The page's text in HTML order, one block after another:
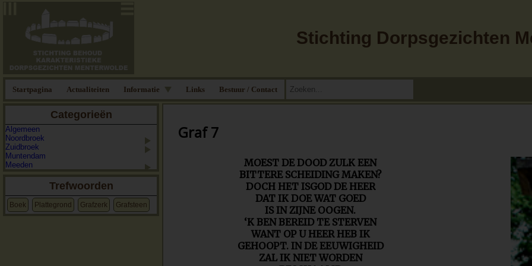
Stichting Dorpsgezichten
Startpagina Actualiteiten Informatie Links Bestuur / Contact
Categorieën
Algemeen
Noordbroek
Zuidbroek
Muntendam
Meeden
Trefwoorden
Boek Plattegrond Grafzerk Grafsteen
Graf 7
MOEST DE DOOD ZULK EEN
BITTERE SCHEIDING MAKEN?
DOCH HET ISGOD DE HEER
DAT IK DOE WAT GOED
IS IN ZIJNE OOGEN.
‘K BEN BEREID TE STERVEN
WANT OP U HEER HEB IK
GEHOOPT. IN DE EEUWIGHEID
ZAL IK NIET WORDEN